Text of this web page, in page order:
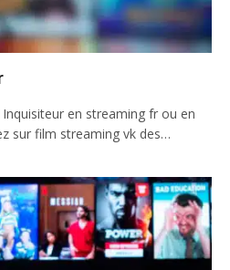
en streaming fr ou en
sur film streaming vk des…